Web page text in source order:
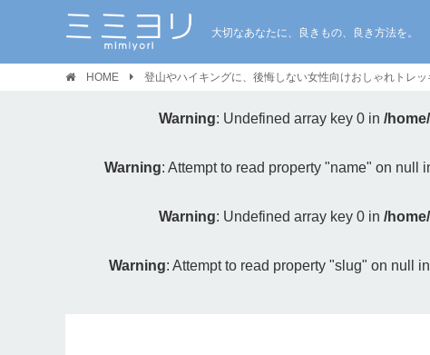
大切なあなたに、良きもの、良き方法を。
HOME 登山やハイキングに、後悔しない女性向けおしゃれトレ
Warning: Undefined array key 0 in /
Warning: Attempt to read property "name" on null
Warning: Undefined array key 0 in /
Warning: Attempt to read property "slug" on null in